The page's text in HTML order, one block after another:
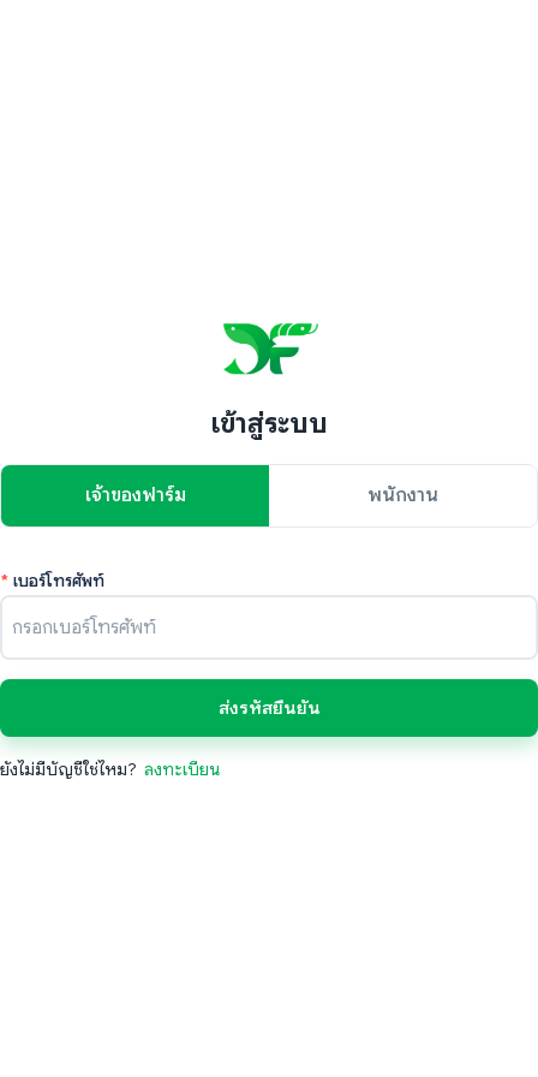
เข้าสู่ระบบ
เจ้าของฟาร์ม พนักงาน
* เบอร์โทรศัพท์
ส่งรหัสยืนยัน
ยังไม่มีบัญชีใช่ไหม? ลงทะเบียน